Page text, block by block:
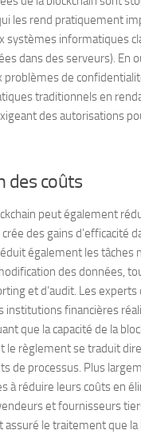
les rend pratiquement
systèmes informatiques
dans des serveurs). En
problèmes de
traditionnels en
des autorisations
des coûts
peut également
des gains d’efficacité
également les tâches
des données,
et d’audit. Les
institutions financières
que la capacité de la
le règlement se traduit
de processus. Plus
à réduire leurs coûts en
et fournisseurs
le traitement que la